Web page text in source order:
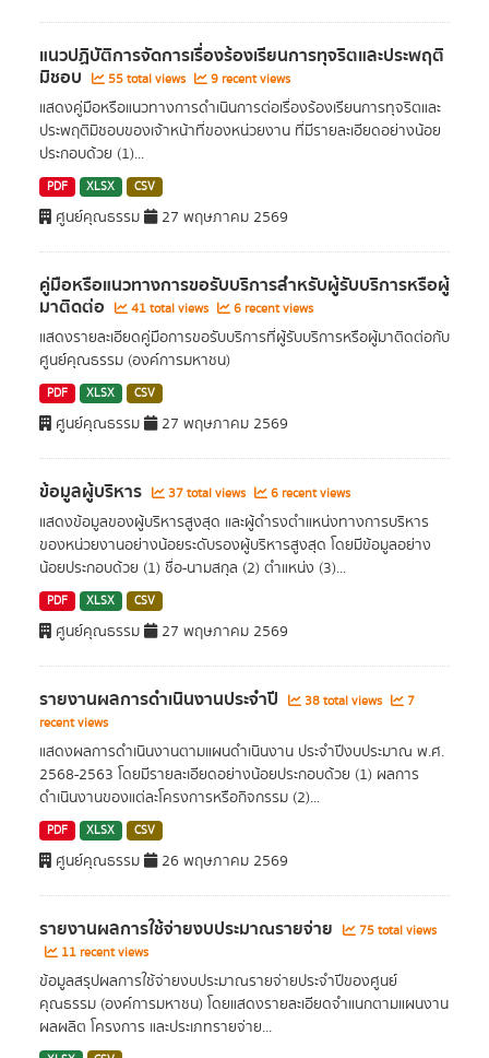
แนวปฏิบัติการจัดการเรื่องร้องเรียนการทุจริตและประพฤติ
มิชอบ 55 total views 9 recent views
แสดงคู่มือหรือแนวทางการดำเนินการต่อเรื่องร้องเรียนการทุจริตและ
ประพฤติมิชอบของเจ้าหน้าที่ของหน่วยงาน ที่มีรายละเอียดอย่างน้อย
ประกอบด้วย (1)...
PDF XLSX CSV
ศูนย์คุณธรรม 27 พฤษภาคม 2569
คู่มือหรือแนวทางการขอรับบริการสำหรับผู้รับบริการหรือผู้
มาติดต่อ 41 total views 6 recent views
แสดงรายละเอียดคู่มือการขอรับบริการที่ผู้รับบริการหรือผู้มาติดต่อกับ
ศูนย์คุณธรรม (องค์การมหาชน)
PDF XLSX CSV
ศูนย์คุณธรรม 27 พฤษภาคม 2569
ข้อมูลผู้บริหาร 37 total views 6 recent views
แสดงข้อมูลของผู้บริหารสูงสุด และผู้ดำรงตำแหน่งทางการบริหาร
ของหน่วยงานอย่างน้อยระดับรองผู้บริหารสูงสุด โดยมีข้อมูลอย่าง
น้อยประกอบด้วย (1) ชื่อ-นามสกุล (2) ตำแหน่ง (3)...
PDF XLSX CSV
ศูนย์คุณธรรม 27 พฤษภาคม 2569
รายงานผลการดำเนินงานประจำปี 38 total views
7
recent views
แสดงผลการดำเนินงานตามแผนดำเนินงาน ประจำปีงบประมาณ พ.ศ.
2568-2563 โดยมีรายละเอียดอย่างน้อยประกอบด้วย (1) ผลการ
ดำเนินงานของแต่ละโครงการหรือกิจกรรม (2)...
PDF XLSX CSV
ศูนย์คุณธรรม 26 พฤษภาคม 2569
รายงานผลการใช้จ่ายงบประมาณรายจ่าย
75 total views
11 recent views
ข้อมูลสรุปผลการใช้จ่ายงบประมาณรายจ่ายประจำปีของศูนย์
คุณธรรม (องค์การมหาชน) โดยแสดงรายละเอียดจำแนกตามแผนงาน
ผลผลิต โครงการ และประเภทรายจ่าย...